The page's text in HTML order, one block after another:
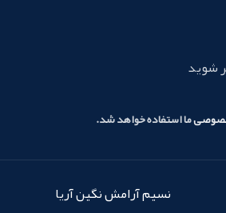
شوید
ما استفاده خواهد شد.
نسیم آرامش نگین آریا